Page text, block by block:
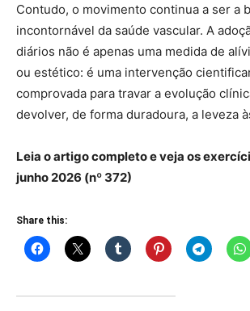
Contudo, o movimento continua a ser a
incontornável da saúde vascular. A
diários não é apenas uma medida de
ou estético: é uma intervenção
comprovada para travar a evolução
devolver, de forma duradoura, a leveza
Leia o artigo completo e veja os
junho 2026 (nº 372)
Share this: